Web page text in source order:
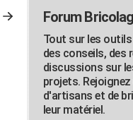
Forum
Tout sur les
des conseils, des
discussions sur
projets.
d'artisans et de
leur matériel.